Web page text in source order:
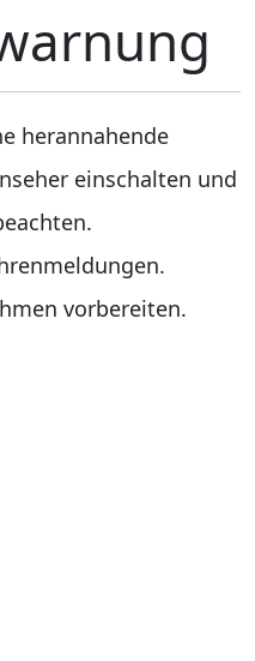
herannahende
einschalten und
vorbereiten.